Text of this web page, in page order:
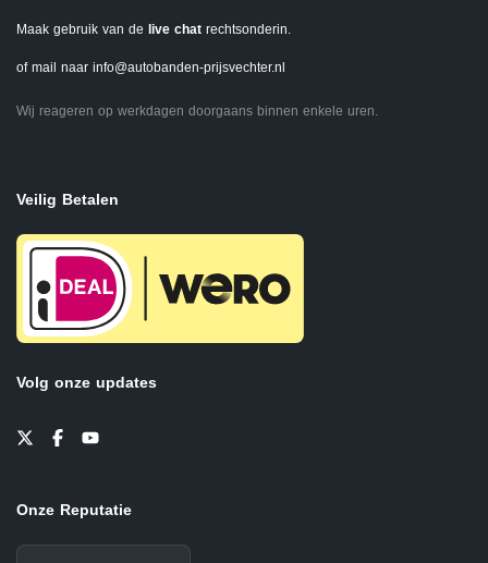
Maak gebruik van de live chat rechtsonderin.
of mail naar info@autobanden-prijsvechter.nl
Wij reageren op werkdagen doorgaans binnen enkele uren.
Veilig Betalen
Volg onze updates
Onze Reputatie